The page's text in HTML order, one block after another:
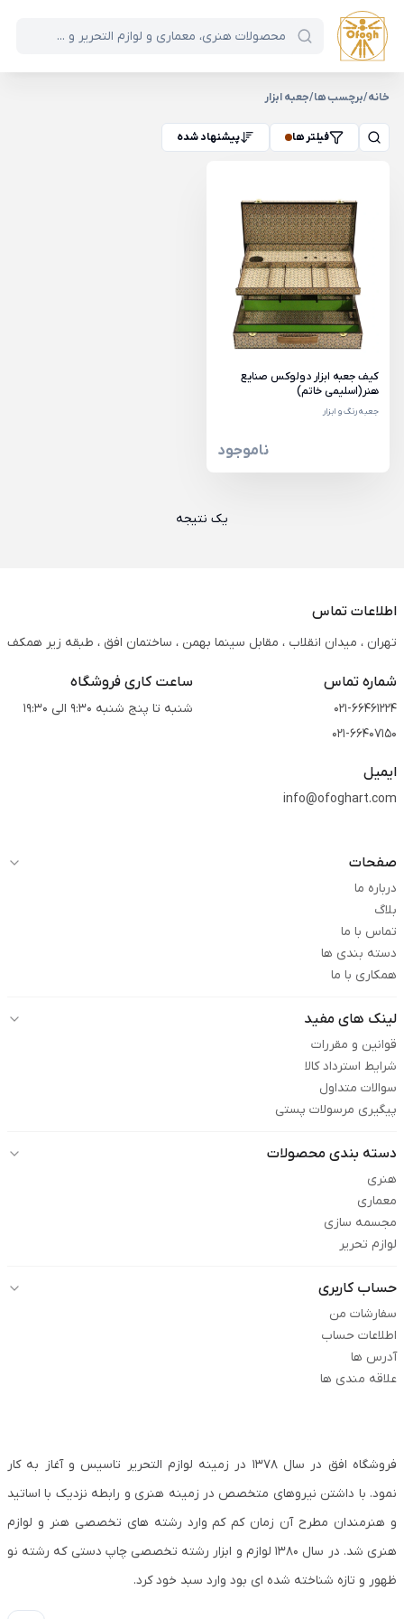
خانه/برچسب ها/جعبه ابزار
فیلتر ها پیشنهاد شده
کیف جعبه ابزار دولوکس صنایع
هنر(اسلیمی خاتم)
جعبه رنگ و ابزار
ناموجود
یک نتیجه
اطلاعات تماس
تهران ، میدان انقلاب ، مقابل سینما بهمن ، ساختمان افق ، طبقه زیر همکف
شماره تماس
021-66461224
021-66407150
ساعت کاری فروشگاه
شنبه تا پنج شنبه 9:30 الی 19:30
ایمیل
info@ofoghart.com
صفحات
درباره ما
بلاگ
تماس با ما
دسته بندی ها
همکاری با ما
لینک های مفید
قوانین و مقررات
شرایط استرداد کالا
سوالات متداول
پیگیری مرسولات پستی
دسته بندی محصولات
هنری
معماری
مجسمه سازی
لوازم تحریر
حساب کاربری
سفارشات من
اطلاعات حساب
آدرس ها
علاقه مندی ها
فروشگاه افق در سال ۱۳۷۸ در زمینه لوازم التحریر تاسیس و آغاز به کار
نمود. با داشتن نیروهای متخصص در زمینه هنری و رابطه نزدیک با اساتید
و هنرمندان مطرح آن زمان کم کم وارد رشته های تخصصی هنر و لوازم
هنری شد. در سال ۱۳۸۰ لوازم و ابزار رشته تخصصی چاپ دستی که رشته نو
ظهور و تازه شناخته شده ای بود وارد سبد خود کرد.